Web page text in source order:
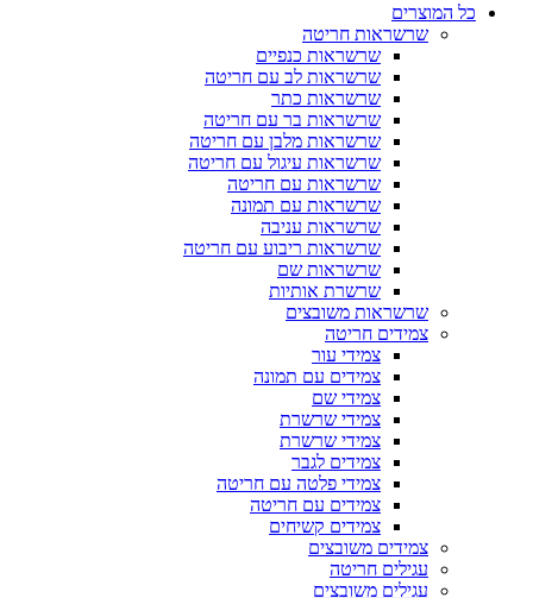
כל המוצרים
שרשראות חריטה
שרשראות כנפיים
שרשראות לב עם חריטה
שרשראות כתר
שרשראות בר עם חריטה
שרשראות מלבן עם חריטה
שרשראות עיגול עם חריטה
שרשראות עם חריטה
שרשראות עם תמונה
שרשראות עניבה
שרשראות ריבוע עם חריטה
שרשראות שם
שרשרת אותיות
שרשראות משובצים
צמידים חריטה
צמידי עור
צמידים עם תמונה
צמידי שם
צמידי שרשרת
צמידי שרשרת
צמידים לגבר
צמידי פלטה עם חריטה
צמידים עם חריטה
צמידים קשיחים
צמידים משובצים
עגילים חריטה
עגילים משובצים